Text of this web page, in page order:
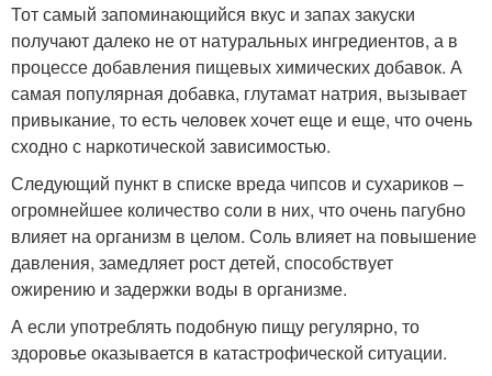
Тот самый запоминающийся вкус и запах закуски
получают далеко не от натуральных ингредиентов, а в
процессе добавления пищевых химических добавок. А
самая популярная добавка, глутамат натрия, вызывает
привыкание, то есть человек хочет еще и еще, что очень
сходно с наркотической зависимостью.
Следующий пункт в списке вреда чипсов и сухариков –
огромнейшее количество соли в них, что очень пагубно
влияет на организм в целом. Соль влияет на повышение
давления, замедляет рост детей, способствует
ожирению и задержки воды в организме.
А если употреблять подобную пищу регулярно, то
здоровье оказывается в катастрофической ситуации.